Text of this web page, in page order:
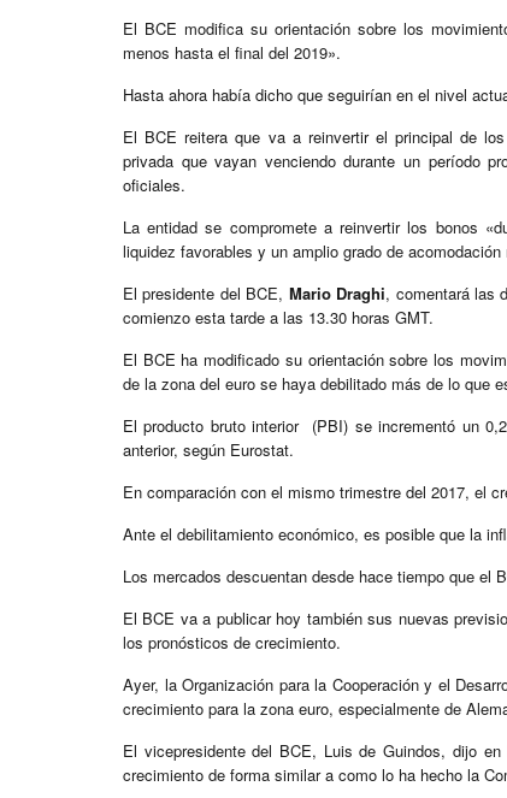
El BCE modifica su orientación sobre los
menos hasta el final del 2019».
Hasta ahora había dicho que seguirían en el nivel
El BCE reitera que va a reinvertir el principal de
privada que vayan venciendo durante un período
oficiales.
La entidad se compromete a reinvertir los bonos
liquidez favorables y un amplio grado de
El presidente del BCE, Mario Draghi, comentará las
comienzo esta tarde a las 13.30 horas GMT.
El BCE ha modificado su orientación sobre los
de la zona del euro se haya debilitado más de lo que
El producto bruto interior (PBI) se incrementó un
anterior, según Eurostat.
En comparación con el mismo trimestre del 2017, el
Ante el debilitamiento económico, es posible que la
Los mercados descuentan desde hace tiempo que el
El BCE va a publicar hoy también sus nuevas
los pronósticos de crecimiento.
Ayer, la Organización para la Cooperación y el
crecimiento para la zona euro, especialmente de
El vicepresidente del BCE, Luis de Guindos, dijo
crecimiento de forma similar a como lo ha hecho la